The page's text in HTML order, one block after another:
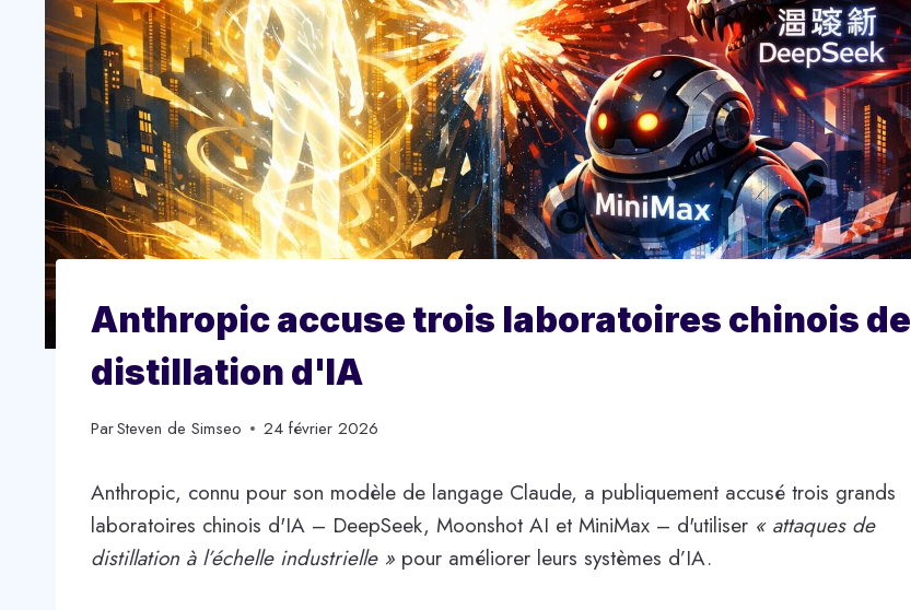
Anthropic accuse trois laboratoires chinois de
distillation d'IA
ParSteven de Simseo 24 février 2026
Anthropic, connu pour son modèle de langage Claude, a publiquement accusé trois grands
laboratoires chinois d'IA – DeepSeek, Moonshot AI et MiniMax – d'utiliser « attaques de
distillation à l’échelle industrielle » pour améliorer leurs systèmes d’IA.